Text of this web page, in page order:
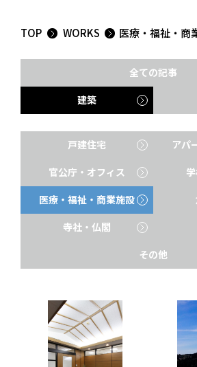
TOP WORKS 医療・福祉・商
全ての記事
建築
戸建住宅
アパ
官公庁・オフィス
医療・福祉・商業施設
寺社・仏閣
その他